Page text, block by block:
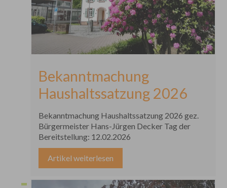
Bekanntmachung
Haushaltssatzung 2026
Bekanntmachung Haushaltssatzung 2026 gez.
Bürgermeister Hans-Jürgen Decker Tag der
Bereitstellung: 12.02.2026
Artikel weiterlesen